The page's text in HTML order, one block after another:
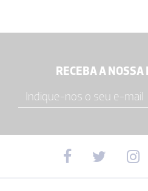
RECEBA A